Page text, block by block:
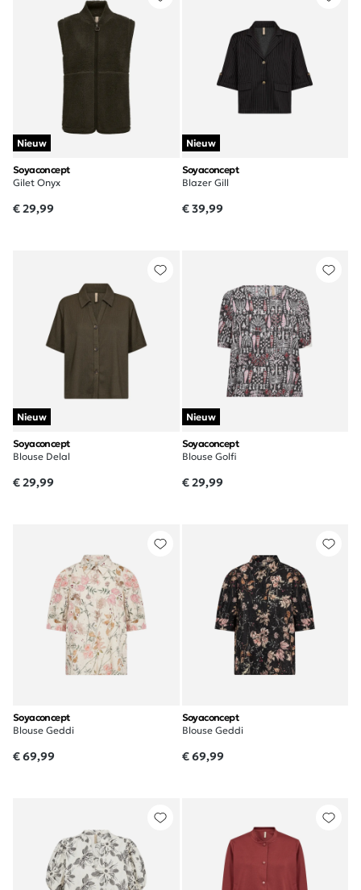
Nieuw
Soyaconcept
Gilet Onyx
€ 29,99
Nieuw
Soyaconcept
Blazer Gill
€ 39,99
Nieuw
Soyaconcept
Blouse Delal
€ 29,99
Nieuw
Soyaconcept
Blouse Golfi
€ 29,99
Soyaconcept
Blouse Geddi
€ 69,99
Soyaconcept
Blouse Geddi
€ 69,99